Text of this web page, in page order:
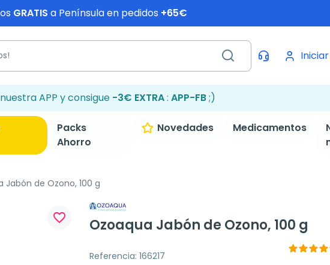
GRATIS a Península en pedidos +65€
APP y consigue -3€ EXTRA: APP-FB;)
Packs
Ahorro
Novedades Medicamentos
Jabón de Ozono, 100 g
favorite_border Ozoaqua Jabón de Ozono, 100 g
Referencia: 166217